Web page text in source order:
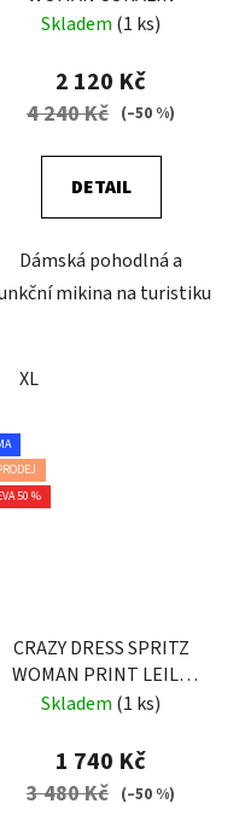
Skladem (1 ks)
2 120 Kč
4 240 Kč (–50 %)
DETAIL
Dámská pohodlná a
mikina na turistiku
XL
50 %
CRAZY DRESS SPRITZ
WOMAN PRINT LEILA
BLUE
Skladem (1 ks)
1 740 Kč
3 480 Kč (–50 %)